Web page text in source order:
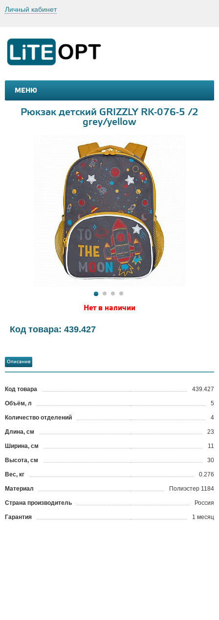
Личный кабинет
МЕНЮ
МАШИНКИ И МОТОЦИКЛЫ
Рюкзак детский GRIZZLY RK-076-5 /2
grey/yellow
Нет в наличии
Код товара: 439.427
Описание
Код товара 439.427
Объём, л 5
Количество отделений 4
Длина, см 23
Ширина, см 11
Высота, см 30
Вес, кг 0.276
Материал Полиэстер 1184
Страна производитель Россия
Гарантия 1 месяц